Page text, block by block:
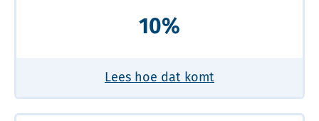
10%
Lees hoe dat komt